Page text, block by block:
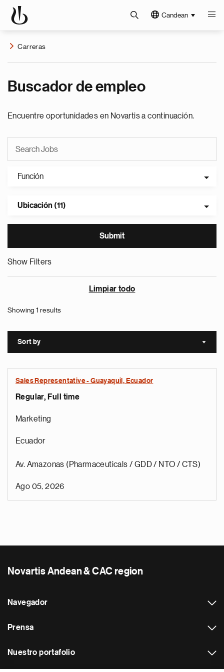
Candean
Carreras
Buscador de empleo
Encuentre oportunidades en Novartis a continuación.
Función
Ubicación (11)
Show Filters
Limpiar todo
Showing 1 results
Sort by Sort
Sales Representative - Guayaquil, Ecuador
Regular, Full time
Marketing
Ecuador
Av. Amazonas (Pharmaceuticals / GDD / NTO / CTS)
Ago 05, 2026
Novartis Andean & CAC region
Navegador
Prensa
Nuestro portafolio